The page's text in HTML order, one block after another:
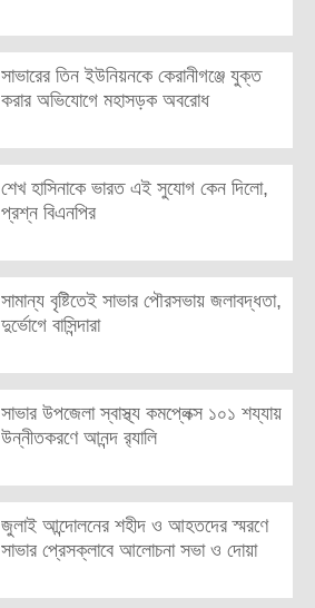
সাভারের তিন ইউনিয়নকে কেরানীগঞ্জে যুক্ত
করার অভিযোগে মহাসড়ক অবরোধ
শেখ হাসিনাকে ভারত এই সুযোগ কেন দিলো,
প্রশ্ন বিএনপির
সামান্য বৃষ্টিতেই সাভার পৌরসভায় জলাবদ্ধতা,
দুর্ভোগে বাসিন্দারা
সাভার উপজেলা স্বাস্থ্য কমপ্লেক্স ১০১ শয্যায়
উন্নীতকরণে আনন্দ র‍্যালি
জুলাই আন্দোলনের শহীদ ও আহতদের স্মরণে
সাভার প্রেসক্লাবে আলোচনা সভা ও দোয়া